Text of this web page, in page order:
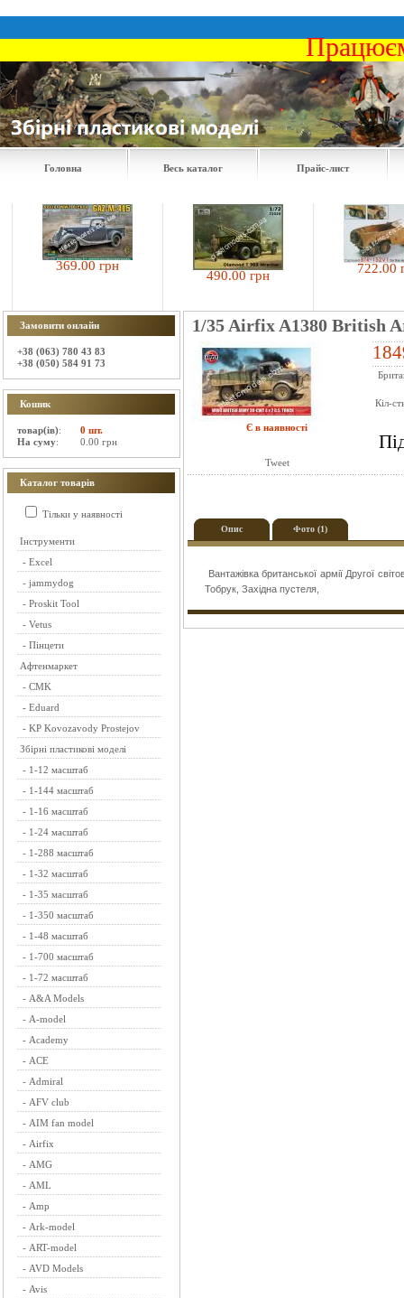
Головна Весь каталог Прайс-лист
369.00 грн
490.00 грн 722.00
Замовити онлайн
+38 (063) 780 43 83
+38 (050) 584 91 73
Кошик
товар(ів):
0 шт.
На суму: 0.00 грн
Каталог товарів
Тільки у наявності
Інструменти
- Excel
- jammydog
- Proskit Tool
- Vetus
- Пінцети
Афтенмаркет
- CMK
- Eduard
- KP Kovozavody Prostejov
Збірні пластикові моделі
- 1-12 масштаб
- 1-144 масштаб
- 1-16 масштаб
- 1-24 масштаб
- 1-288 масштаб
- 1-32 масштаб
- 1-35 масштаб
- 1-350 масштаб
- 1-48 масштаб
- 1-700 масштаб
- 1-72 масштаб
- A&A Models
- A-model
- Academy
- ACE
- Admiral
- AFV club
- AIM fan model
- Airfix
- AMG
- AML
- Amp
- Ark-model
- ART-model
- AVD Models
- Avis
1/35 Airfix A1380 British
Є в наявності
Tweet
Кіл-
Опис Фото (1)
Вантажівка британської армії Другої
Тобрук, Західна пустеля,